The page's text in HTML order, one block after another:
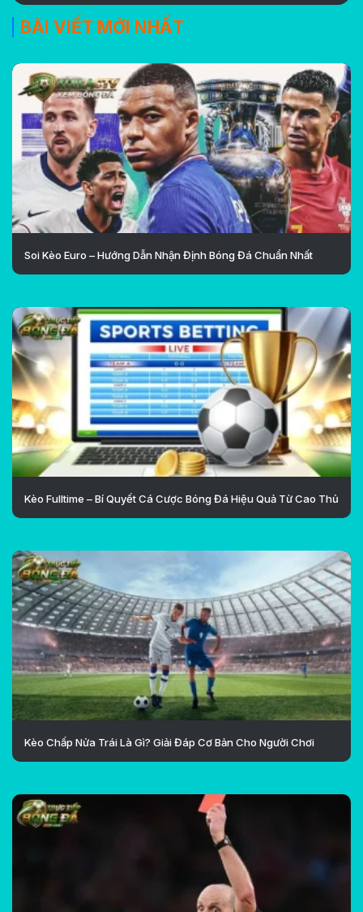
BÀI VIẾT MỚI NHẤT
Soi Kèo Euro – Hướng Dẫn Nhận Định Bóng Đá Chuẩn Nhất
Kèo Fulltime – Bí Quyết Cá Cược Bóng Đá Hiệu Quả Từ Cao Thủ
Kèo Chấp Nửa Trái Là Gì? Giải Đáp Cơ Bản Cho Người Chơi